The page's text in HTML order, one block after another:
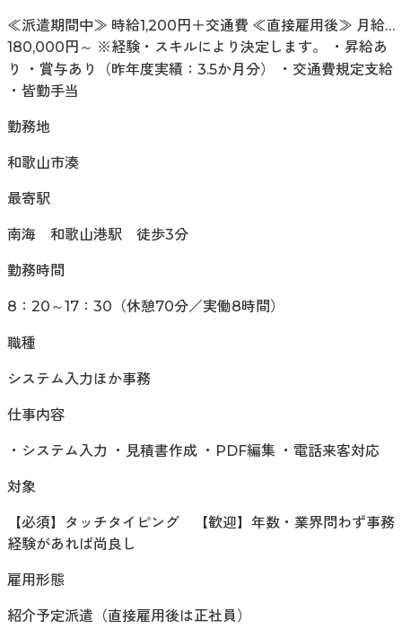
≪派遣期間中≫ 時給1,200円＋交通費 ≪直接雇用後≫ 月給…
180,000円～ ※経験・スキルにより決定します。 ・昇給あ
り ・賞与あり（昨年度実績：3.5か月分） ・交通費規定支給
・皆勤手当
勤務地
和歌山市湊
最寄駅
南海 和歌山港駅 徒歩3分
勤務時間
8：20～17：30（休憩70分／実働8時間）
職種
システム入力ほか事務
仕事内容
・システム入力 ・見積書作成 ・PDF編集 ・電話来客対応
対象
【必須】タッチタイピング 【歓迎】年数・業界問わず事務
経験があれば尚良し
雇用形態
紹介予定派遣（直接雇用後は正社員）